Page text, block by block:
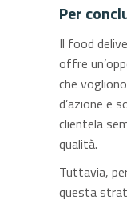
Per
Il food
offre
che
d’azione e
clientela
qualità.
Tuttavia,
questa